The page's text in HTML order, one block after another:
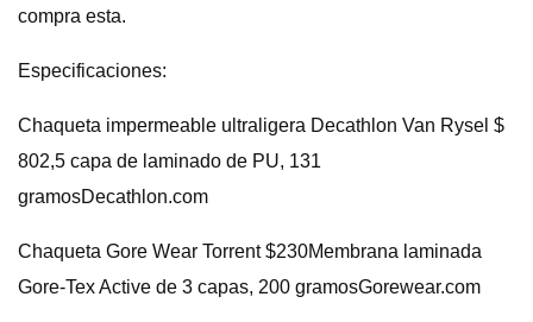
compra esta.
Especificaciones:
Chaqueta impermeable ultraligera Decathlon Van Rysel $
802,5 capa de laminado de PU, 131
gramosDecathlon.com
Chaqueta Gore Wear Torrent $230Membrana laminada
Gore-Tex Active de 3 capas, 200 gramosGorewear.com